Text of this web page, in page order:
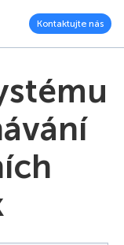
Kontaktujte nás